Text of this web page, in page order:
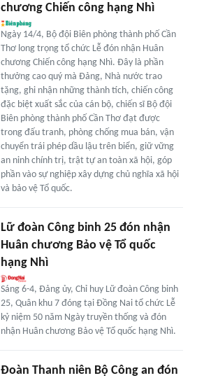
chương Chiến công hạng Nhì
Ngày 14/4, Bộ đội Biên phòng thành phố Cần
Thơ long trọng tổ chức Lễ đón nhận Huân
chương Chiến công hạng Nhì. Đây là phần
thưởng cao quý mà Đảng, Nhà nước trao
tặng, ghi nhận những thành tích, chiến công
đặc biệt xuất sắc của cán bộ, chiến sĩ Bộ đội
Biên phòng thành phố Cần Thơ đạt được
trong đấu tranh, phòng chống mua bán, vận
chuyển trái phép dầu lậu trên biển, giữ vững
an ninh chính trị, trật tự an toàn xã hội, góp
phần vào sự nghiệp xây dựng chủ nghĩa xã hội
và bảo vệ Tổ quốc.
Lữ đoàn Công binh 25 đón nhận
Huân chương Bảo vệ Tổ quốc
hạng Nhì
Sáng 6-4, Đảng ủy, Chỉ huy Lữ đoàn Công binh
25, Quân khu 7 đóng tại Đồng Nai tổ chức Lễ
kỷ niệm 50 năm Ngày truyền thống và đón
nhận Huân chương Bảo vệ Tổ quốc hạng Nhì.
Đoàn Thanh niên Bộ Công an đón